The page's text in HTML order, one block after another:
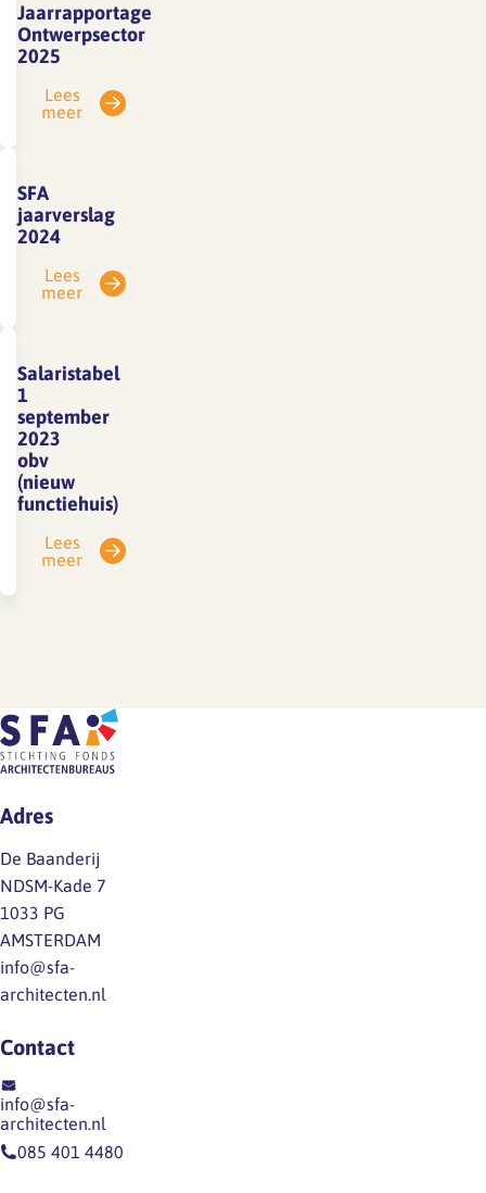
Jaarrapportage
Ontwerpsector
2025
Lees
meer
SFA
jaarverslag
2024
Lees
meer
Salaristabel
1
september
2023
obv
(nieuw
functiehuis)
Lees
meer
Adres
De Baanderij
NDSM-Kade 7
1033 PG
AMSTERDAM
info@sfa-
architecten.nl
Contact
info@sfa-
architecten.nl
085 401 4480